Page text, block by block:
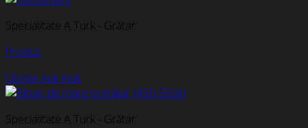
Specialitate A Turk - Grătar
Produs
Citește mai mult
Specialitate A Turk - Grătar